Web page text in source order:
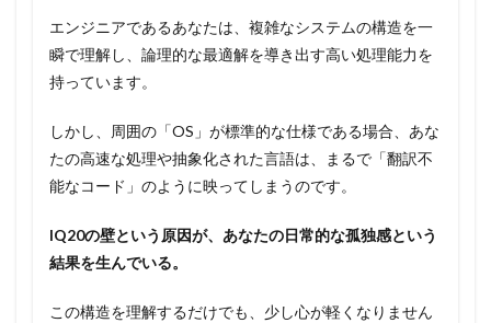
エンジニアであるあなたは、複雑なシステムの構造を一
瞬で理解し、論理的な最適解を導き出す高い処理能力を
持っています。
しかし、周囲の「OS」が標準的な仕様である場合、あな
たの高速な処理や抽象化された言語は、まるで「翻訳不
能なコード」のように映ってしまうのです。
IQ20の壁という原因が、あなたの日常的な孤独感という
結果を生んでいる。
この構造を理解するだけでも、少し心が軽くなりません